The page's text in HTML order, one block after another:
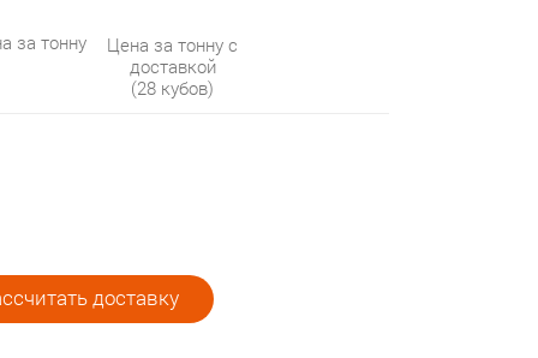
за тонну
Цена за тонну с
доставкой
(28 кубов)
доставку